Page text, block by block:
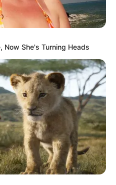
Now She's Turning Heads